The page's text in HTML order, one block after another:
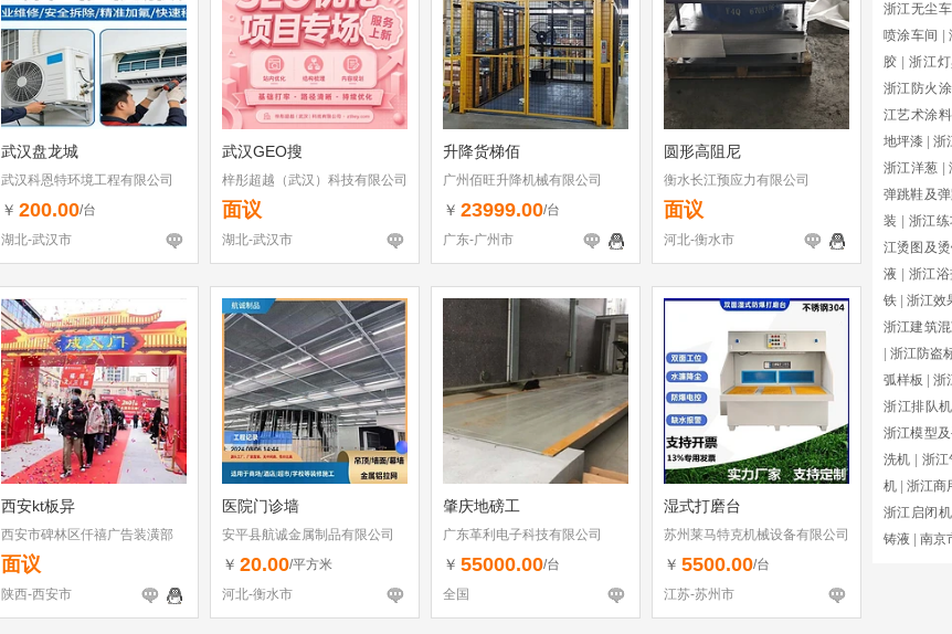
武汉盘龙城
武汉科恩特环境工程有限公司
￥ 200.00/台
湖北-武汉市
武汉GEO搜
梓彤超越（武汉）科技有限公司
面议
湖北-武汉市
升降货梯佰
广州佰旺升降机械有限公司
￥ 23999.00/台
广东-广州市
圆形高阻尼
衡水长江预应力有限公司
面议
河北-衡水市
西安kt板异
西安市碑林区仟禧广告装潢部
面议
陕西-西安市
医院门诊墙
安平县航诚金属制品有限公司
￥ 20.00/平方米
河北-衡水市
肇庆地磅工
广东革利电子科技有限公司
￥ 55000.00/台
全国
湿式打磨台
苏州莱马特克机械设备有限公司
￥ 5500.00/台
江苏-苏州市
浙江无尘
喷涂车间
胶
浙江
浙江防火
江艺术涂料
地坪漆
浙
浙江洋葱
弹跳鞋及
装
浙江
江烫图及
液
浙江
铁
浙江效
浙江建筑
浙江防盗
弧样板
浙
浙江排队
浙江模型
洗机
浙江
机
浙江商
浙江启闭机
铸液
南京